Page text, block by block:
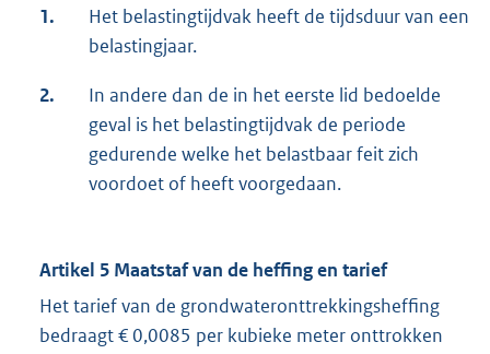
1.
Het belastingtijdvak heeft de tijdsduur van een
belastingjaar.
2.
In andere dan de in het eerste lid bedoelde
geval is het belastingtijdvak de periode
gedurende welke het belastbaar feit zich
voordoet of heeft voorgedaan.
Artikel 5 Maatstaf van de heffing en tarief
Het tarief van de grondwateronttrekkingsheffing
bedraagt € 0,0085 per kubieke meter onttrokken